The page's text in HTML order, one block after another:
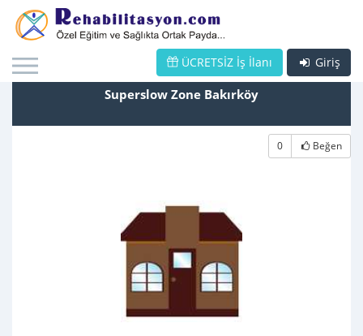
Giriş
ÜCRETSİZ İş İlanı
Superslow Zone Bakırköy
0 Beğen